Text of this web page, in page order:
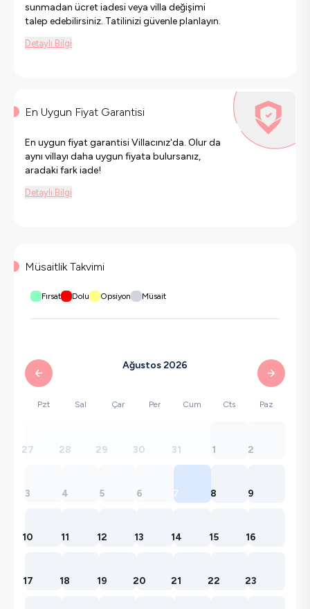
sunmadan ücret iadesi veya villa değişimi
talep edebilirsiniz. Tatilinizi güvenle planlayın.
Detaylı Bilgi
En Uygun Fiyat Garantisi
En uygun fiyat garantisi Villacınız'da. Olur da
aynı villayı daha uygun fiyata bulursanız,
aradaki fark iade!
Detaylı Bilgi
Müsaitlik Takvimi
Fırsat Dolu Opsiyon Müsait
Ağustos 2026
Pzt Sal Çar Per Cum Cts Paz
27 28 29 30 31 1 2
3 4 5 6 7 8 9
10 11 12 13 14 15 16
17 18 19 20 21 22 23